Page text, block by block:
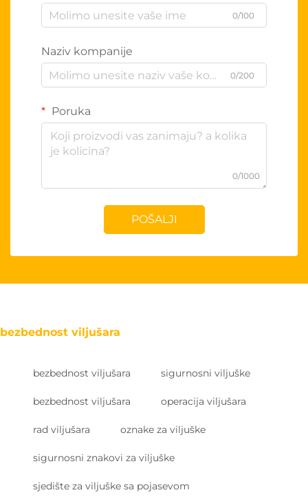
0/100
Naziv kompanije
0/200
Poruka
0/1000
POŠALJI
bezbednost viljušara
bezbednost viljušara sigurnosni viljuške
bezbednost viljušara operacija viljušara
rad viljušara oznake za viljuške
sigurnosni znakovi za viljuške
sjedište za viljuške sa pojasevom